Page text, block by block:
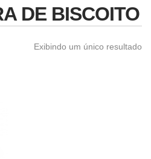
DE BISCOITO
Exibindo um único resultado